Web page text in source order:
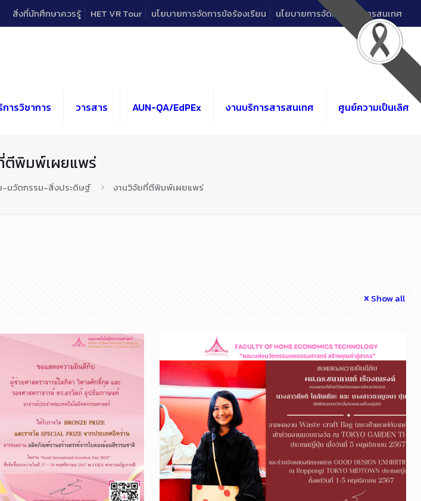
สิ่งที่นักศึกษาควรรู้ HET VR Tour นโยบายการจัดการข้อร้องเรียน นโยบายการจัดการด้านสารสนเทศ
ารวิชาการ วารสาร AUN-QA/EdPEx งานบริการสารสนเทศ ศูนย์ความเป็นเลิศ
ตีพิมพ์เผยแพร่
-นวัตกรรม-สิ่งประดิษฐ์ งานวิจัยที่ตีพิมพ์เผยแพร่
Show all